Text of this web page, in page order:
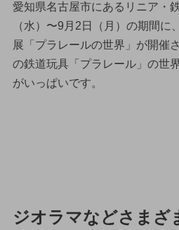
愛知県名古屋市にあるリニア・
（水）〜9月2日（月）の期間に
展「プラレールの世界」が開催
の鉄道玩具「プラレール」の世
がいっぱいです。
ジオラマなどさまざ